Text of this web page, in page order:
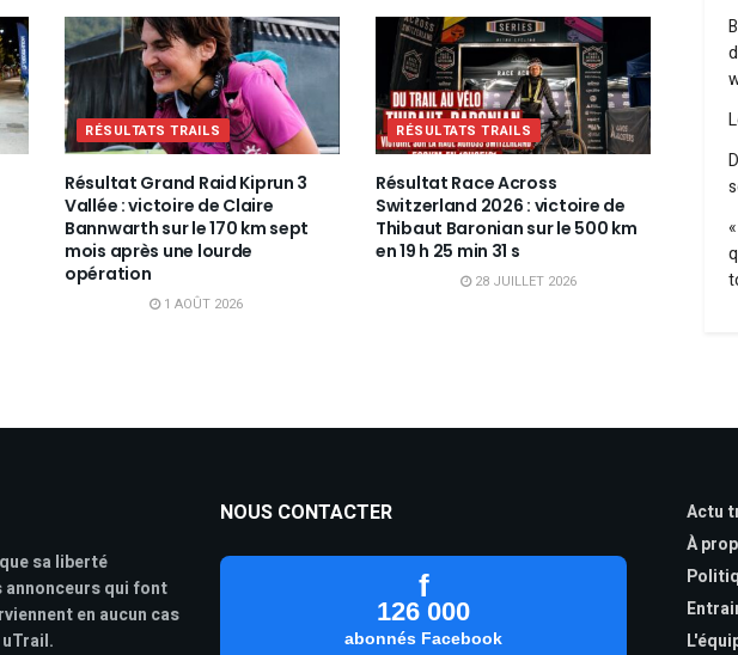
RÉSULTATS TRAILS
Résultat Grand Raid Kiprun 3
Vallée : victoire de Claire
Bannwarth sur le 170 km sept
mois après une lourde
opération
1 AOÛT 2026
RÉSULTATS TRAILS
Résultat Race Across
Switzerland 2026 : victoire de
Thibaut Baronian sur le 500 km
en 19 h 25 min 31 s
28 JUILLET 2026
sa liberté
annonceurs qui font
en aucun cas
NOUS CONTACTER
f
126 000
abonnés Facebook
Actu
À